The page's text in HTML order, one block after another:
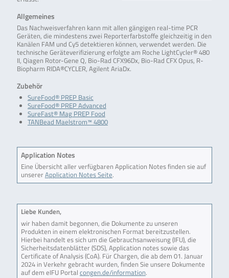
Allgemeines
Das Nachweisverfahren kann mit allen gängigen real-time PCR
Geräten, die mindestens zwei Reporterfarbstoffe gleichzeitig in den
Kanälen FAM und Cy5 detektieren können, verwendet werden. Die
technische Geräteverifizierung erfolgte am Roche LightCycler® 480
II, Qiagen Rotor-Gene Q, Bio-Rad CFX96Dx, Bio-Rad CFX Opus, R-
Biopharm RIDA®CYCLER, Agilent AriaDx.
Zubehör
SureFood® PREP Basic
SureFood® PREP Advanced
SureFast® Mag PREP Food
TANBead Maelstrom™ 4800
Application Notes
Eine Übersicht aller verfügbaren Application Notes finden sie auf
unsererApplication Notes Seite.
Liebe Kunden,
wir haben damit begonnen, die Dokumente zu unseren
Produkten in einem elektronischen Format bereitzustellen.
Hierbei handelt es sich um die Gebrauchsanweisung (IFU), die
Sicherheitsdatenblätter (SDS), Application notes sowie das
Certificate of Analysis (CoA). Für Chargen, die ab dem 01. Januar
2024 in Verkehr gebracht wurden, finden Sie unsere Dokumente
auf dem eIFU Portal congen.de/information.